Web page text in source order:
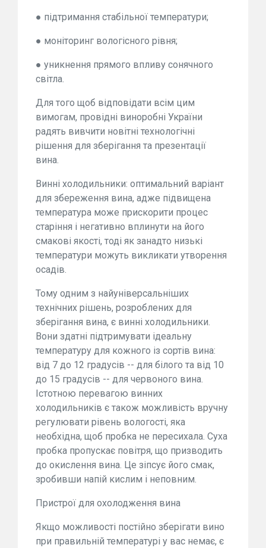
● підтримання стабільної температури;
● моніторинг вологісного рівня;
● уникнення прямого впливу сонячного
світла.
Для того щоб відповідати всім цим
вимогам, провідні виноробні України
радять вивчити новітні технологічні
рішення для зберігання та презентації
вина.
Винні холодильники: оптимальний варіант
для збереження вина, адже підвищена
температура може прискорити процес
старіння і негативно вплинути на його
смакові якості, тоді як занадто низькі
температури можуть викликати утворення
осадів.
Тому одним з найуніверсальніших
технічних рішень, розроблених для
зберігання вина, є винні холодильники.
Вони здатні підтримувати ідеальну
температуру для кожного із cортів вина:
від 7 до 12 градусів -- для білого та від 10
до 15 градусів -- для червоного вина.
Істотною перевагою винних
холодильників є також можливість вручну
регулювати рівень вологості, яка
необхідна, щоб пробка не пересихала. Суха
пробка пропускає повітря, що призводить
до окислення вина. Це зіпсує його смак,
зробивши напій кислим і неповним.
Пристрої для охолодження вина
Якщо можливості постійно зберігати вино
при правильній температурі у вас немає, є